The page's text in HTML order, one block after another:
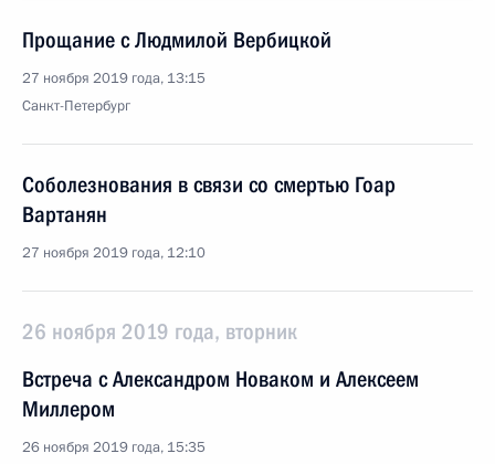
Прощание с Людмилой Вербицкой
27 ноября 2019 года, 13:15
Санкт-Петербург
Соболезнования в связи со смертью Гоар
Вартанян
27 ноября 2019 года, 12:10
26 ноября 2019 года, вторник
Встреча с Александром Новаком и Алексеем
Миллером
26 ноября 2019 года, 15:35